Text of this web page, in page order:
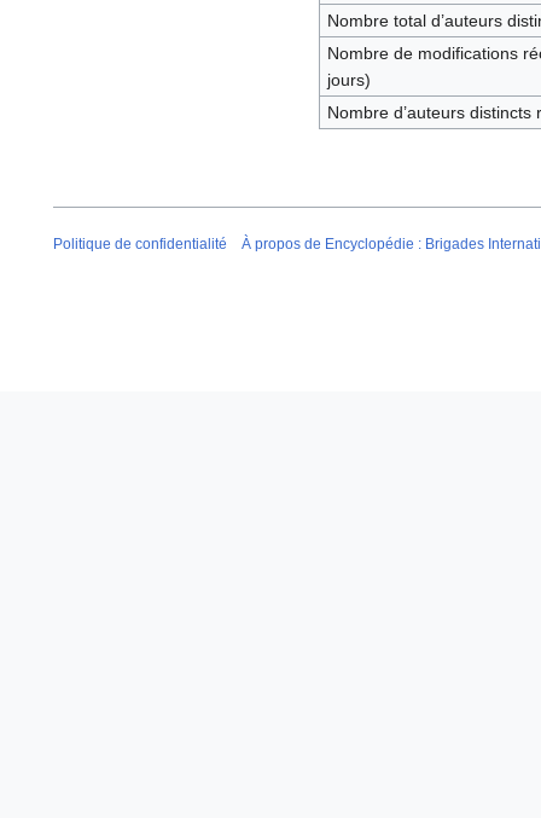
Nombre total d’auteurs
Nombre de modifications
jours)
Nombre d’auteurs distincts
Politique de confidentialité À propos de Encyclopédie : Brigades